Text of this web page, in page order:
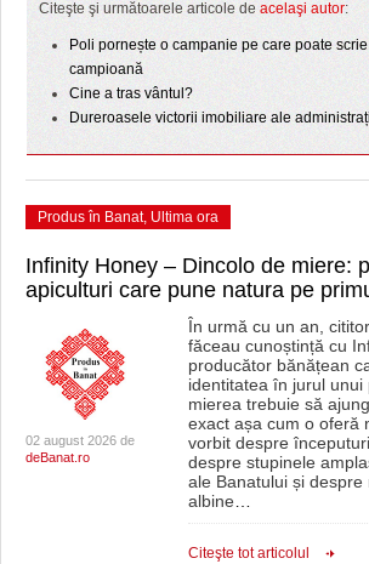
Citeşte şi următoarele articole de acelaşi autor:
Poli pornește o campanie pe care poate
campioană
Cine a tras vântul?
Dureroasele victorii imobiliare ale
Produs în Banat, Ultima ora
Infinity Honey – Dincolo de miere:
apiculturi care pune natura pe
02 august 2026 de
deBanat.ro
În urmă cu un an,
făceau cunoștință cu
producător bănățean
identitatea în jurul unui
mierea trebuie să
exact așa cum o oferă
vorbit despre
despre stupinele
ale Banatului și despre
albine…
Citeşte tot articolul